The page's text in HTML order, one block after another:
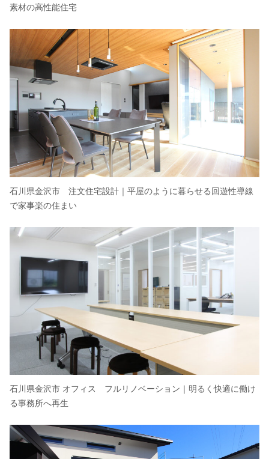
素材の高性能住宅
石川県金沢市 注文住宅設計｜平屋のように暮らせる回遊性導線
で家事楽の住まい
石川県金沢市 オフィス フルリノベーション｜明るく快適に働け
る事務所へ再生